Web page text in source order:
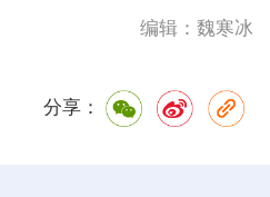
编辑：魏寒冰
分享：